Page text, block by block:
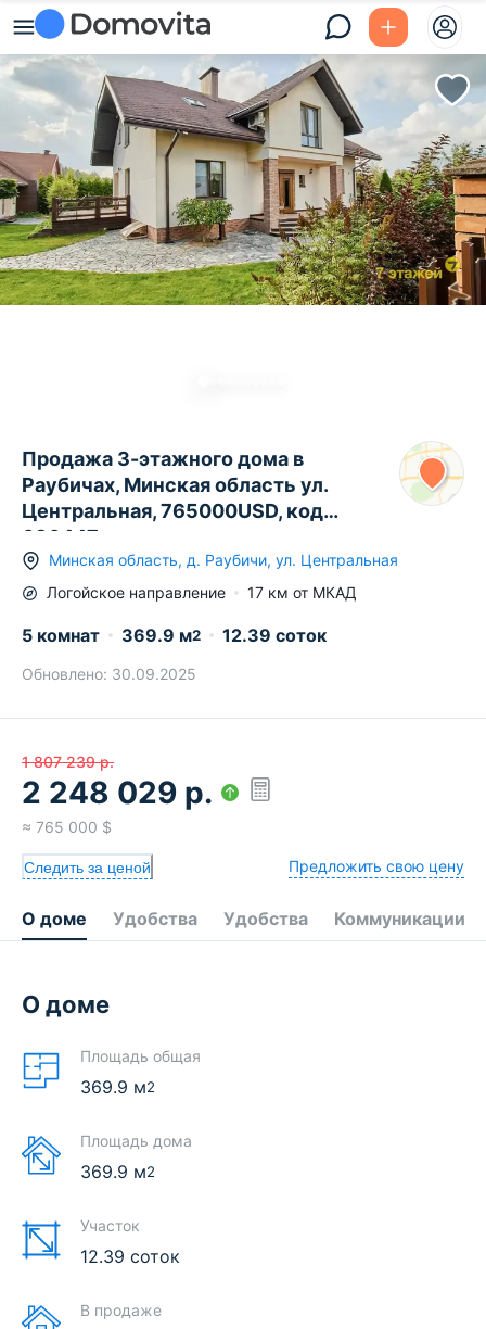
Продажа 3-этажного дома в
Раубичах, Минская область ул.
Центральная, 765000USD, код
636447
Минская область, д. Раубичи, ул. Центральная
Логойское направление 17 км от МКАД
5 комнат 369.9 м2 12.39 соток
Обновлено: 30.09.2025
1 807 239 р.
2 248 029 р.
≈ 765 000 $
Следить за ценой Предложить свою цену
О доме Удобства Удобства Коммуникации
О доме
Площадь общая
369.9 м2
Площадь дома
369.9 м2
Участок
12.39 соток
В продаже